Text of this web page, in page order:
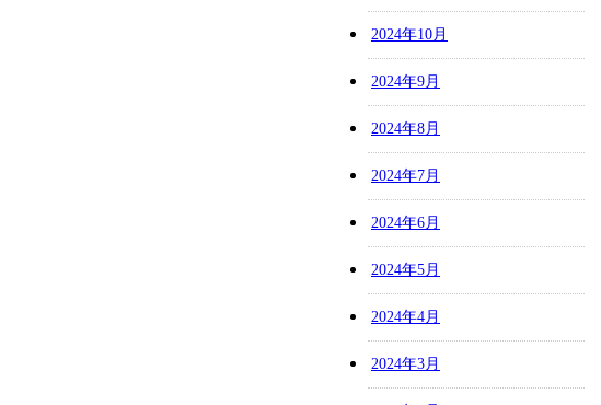
2024年10月
2024年9月
2024年8月
2024年7月
2024年6月
2024年5月
2024年4月
2024年3月